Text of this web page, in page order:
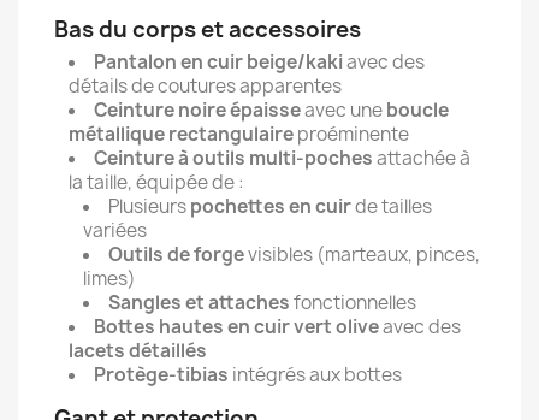
Bas du corps et accessoires
Pantalon en cuir beige/kakiavec des
détails de coutures apparentes
Ceinture noire épaisseavec uneboucle
métallique rectangulaireproéminente
Ceinture à outils multi-pochesattachée à
la taille, équipée de :
Plusieurspochettes en cuirde tailles
variées
Outils de forgevisibles (marteaux, pinces,
limes)
Sangles et attachesfonctionnelles
Bottes hautes en cuir vert oliveavec des
lacets détaillés
Protège-tibias intégrés aux bottes